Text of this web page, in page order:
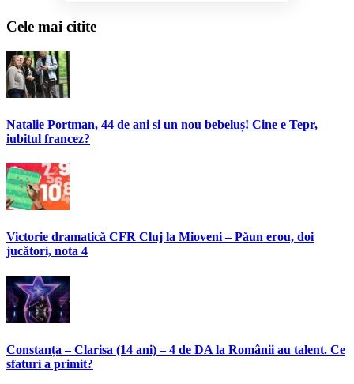
Cele mai citite
Natalie Portman, 44 de ani si un nou bebeluș! Cine e Tepr,
iubitul francez?
Victorie dramatică CFR Cluj la Mioveni – Păun erou, doi
jucători, nota 4
Constanța – Clarisa (14 ani) – 4 de DA la Românii au talent. Ce
sfaturi a primit?